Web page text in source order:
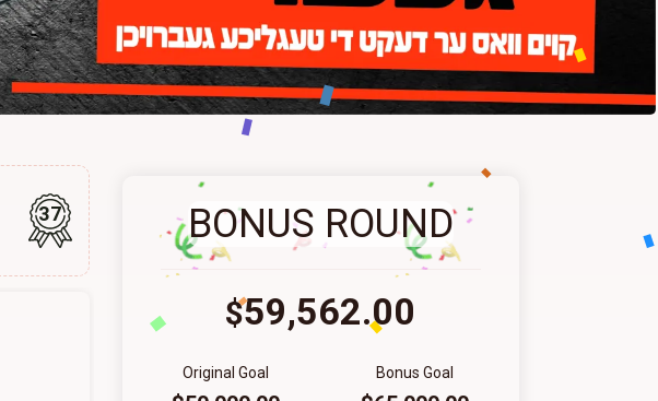
37 BONUS ROUND
$59,562.00
Bonus Goal
Original Goal